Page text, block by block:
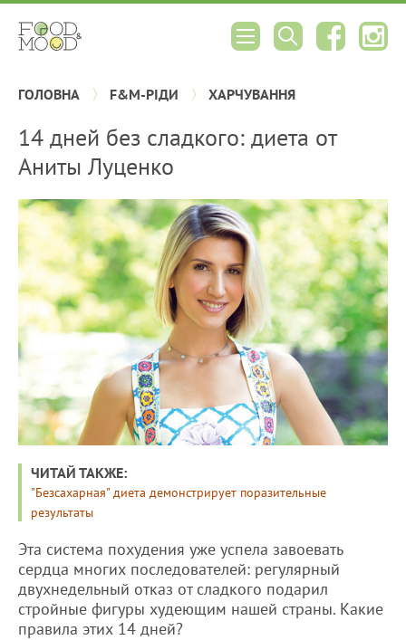
ГОЛОВНА F&M-РІДИ ХАРЧУВАННЯ
14 дней без сладкого: диета от
Аниты Луценко
ЧИТАЙ ТАКЖЕ:
"Безсахарная" диета демонстрирует поразительные
результаты
Эта система похудения уже успела завоевать
сердца многих последователей: регулярный
двухнедельный отказ от сладкого подарил
стройные фигуры худеющим нашей страны. Какие
правила этих 14 дней?